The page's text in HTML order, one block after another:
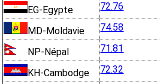
EG-Egypte 72.76
MD-Moldavie 74.58
NP-Népal 71.81
KH-Cambodge 72.32